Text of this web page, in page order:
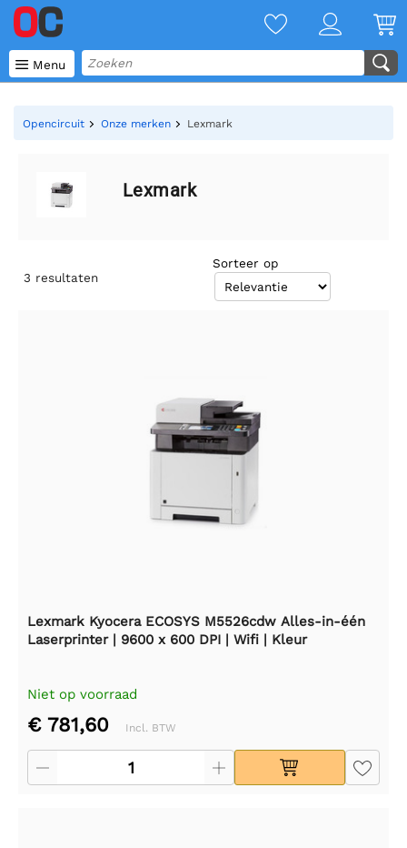
 Menu
Opencircuit Onze merken Lexmark
Lexmark
3 resultaten
Sorteer op
Lexmark Kyocera ECOSYS M5526cdw Alles-in-één
Laserprinter | 9600 x 600 DPI | Wifi | Kleur
Niet op voorraad
€ 781,60 Incl. BTW